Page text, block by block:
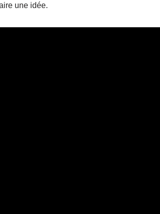
une idée.